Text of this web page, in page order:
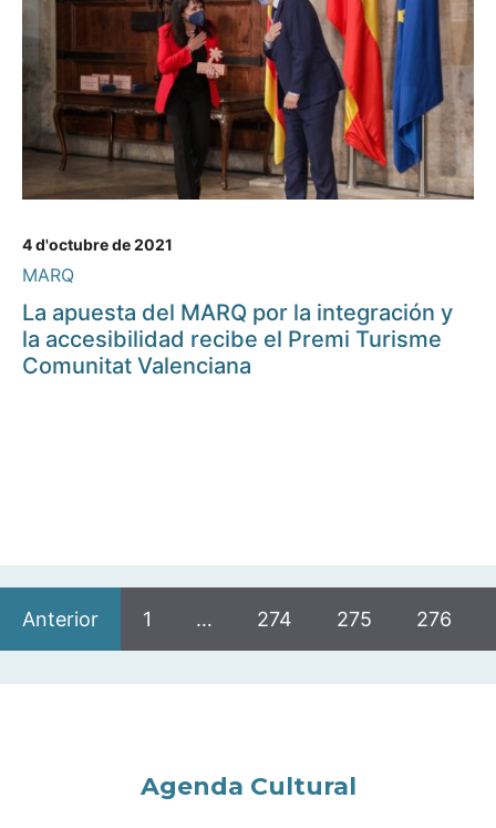
4 d'octubre de 2021
MARQ
La apuesta del MARQ por la integración y
la accesibilidad recibe el Premi Turisme
Comunitat Valenciana
Anterior 1 … 274 275 276
Agenda Cultural